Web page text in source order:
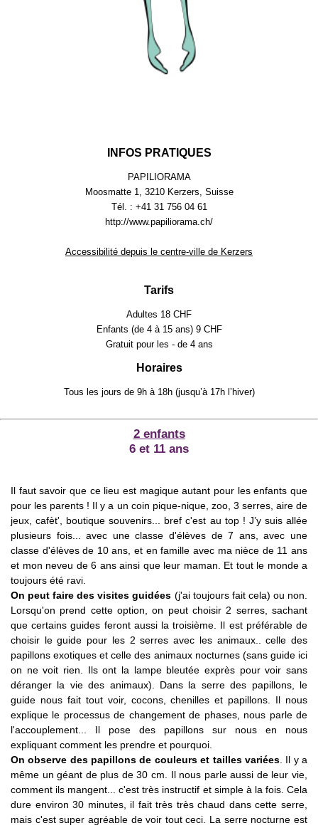
INFOS PRATIQUES
PAPILIORAMA
Moosmatte 1, 3210 Kerzers, Suisse
Tél. : +41 31 756 04 61
http://www.papiliorama.ch/
Accessibilité depuis le centre-ville de Kerzers
Tarifs
Adultes 18 CHF
Enfants (de 4 à 15 ans) 9 CHF
Gratuit pour les - de 4 ans
Horaires
Tous les jours de 9h à 18h (jusqu’à 17h l’hiver)
2 enfants
6 et 11 ans
Il faut savoir que ce lieu est magique autant pour les enfants que
pour les parents ! Il y a un coin pique-nique, zoo, 3 serres, aire de
jeux, cafèt', boutique souvenirs... bref c'est au top ! J’y suis allée
plusieurs fois... avec une classe d'élèves de 7 ans, avec une
classe d'élèves de 10 ans, et en famille avec ma nièce de 11 ans
et mon neveu de 6 ans ainsi que leur maman. Et tout le monde a
toujours été ravi.
On peut faire des visites guidées (j'ai toujours fait cela) ou non.
Lorsqu'on prend cette option, on peut choisir 2 serres, sachant
que certains guides feront aussi la troisième. Il est préférable de
choisir le guide pour les 2 serres avec les animaux.. celle des
papillons exotiques et celle des animaux nocturnes (sans guide ici
on ne voit rien. Ils ont la lampe bleutée exprès pour voir sans
déranger la vie des animaux). Dans la serre des papillons, le
guide nous fait tout voir, cocons, chenilles et papillons. Il nous
explique le processus de changement de phases, nous parle de
l'accouplement... Il pose des papillons sur nous en nous
expliquant comment les prendre et pourquoi.
On observe des papillons de couleurs et tailles variées. Il y a
même un géant de plus de 30 cm. Il nous parle aussi de leur vie,
comment ils mangent... c'est très instructif et simple à la fois. Cela
dure environ 30 minutes, il fait très très chaud dans cette serre,
mais c'est super agréable de voir tout ceci. La serre nocturne est